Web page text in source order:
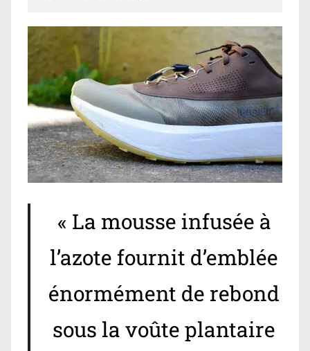
« La mousse infusée à
l’azote fournit d’emblée
énormément de rebond
sous la voûte plantaire